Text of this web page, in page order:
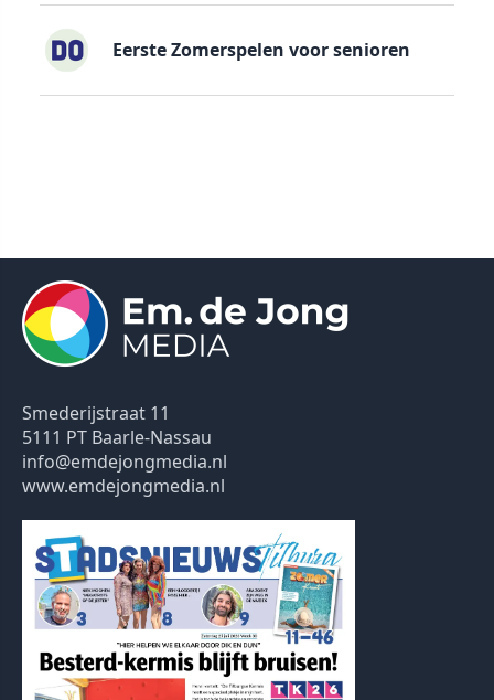
Eerste Zomerspelen voor senioren
Smederijstraat 11
5111 PT Baarle-Nassau
info@emdejongmedia.nl
www.emdejongmedia.nl